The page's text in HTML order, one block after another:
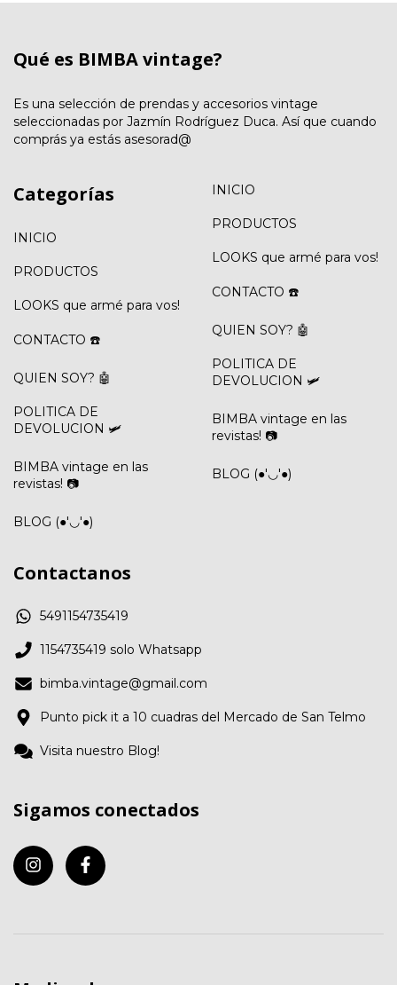
Qué es BIMBA vintage?
Es una selección de prendas y accesorios vintage
seleccionadas por Jazmín Rodríguez Duca. Así que cuando
comprás ya estás asesorad@
Categorías
INICIO
PRODUCTOS
LOOKS que armé para vos!
CONTACTO ☎️
QUIEN SOY? 🤖
POLITICA DE
DEVOLUCION 🛩️
BIMBA vintage en las
revistas! 📷
BLOG (●'◡'●)
INICIO
PRODUCTOS
LOOKS que armé para vos!
CONTACTO ☎️
QUIEN SOY? 🤖
POLITICA DE
DEVOLUCION 🛩️
BIMBA vintage en las
revistas! 📷
BLOG (●'◡'●)
Contactanos
5491154735419
1154735419 solo Whatsapp
bimba.vintage@gmail.com
Punto pick it a 10 cuadras del Mercado de San Telmo
Visita nuestro Blog!
Sigamos conectados